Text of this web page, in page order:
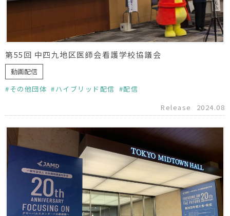
第55回 中四九地区医師会看護学校協議会
動画配信
その他団体
ハイブリッド配信
配信
Release
2024.08